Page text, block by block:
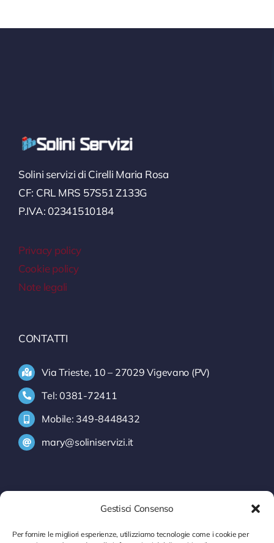
Gestisci Consenso
Per fornire le migliori esperienze, utilizziamo tecnologie come i cookie per
Solini servizi di Cirelli Maria Rosa
CF: CRL MRS 57S51 Z133G
P.IVA: 02341510184
Privacy policy
Cookie policy
Note legali
CONTATTI
Via Trieste, 10 – 27029 Vigevano (PV)
Tel: 0381-72411
Mobile: 349-8448432
mary@soliniservizi.it
INFORMATIVA INTRASTAT